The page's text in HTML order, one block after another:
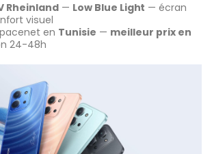
Rheinland — Low Blue Light — écran
visuel
en Tunisie — meilleur prix en
24-48h